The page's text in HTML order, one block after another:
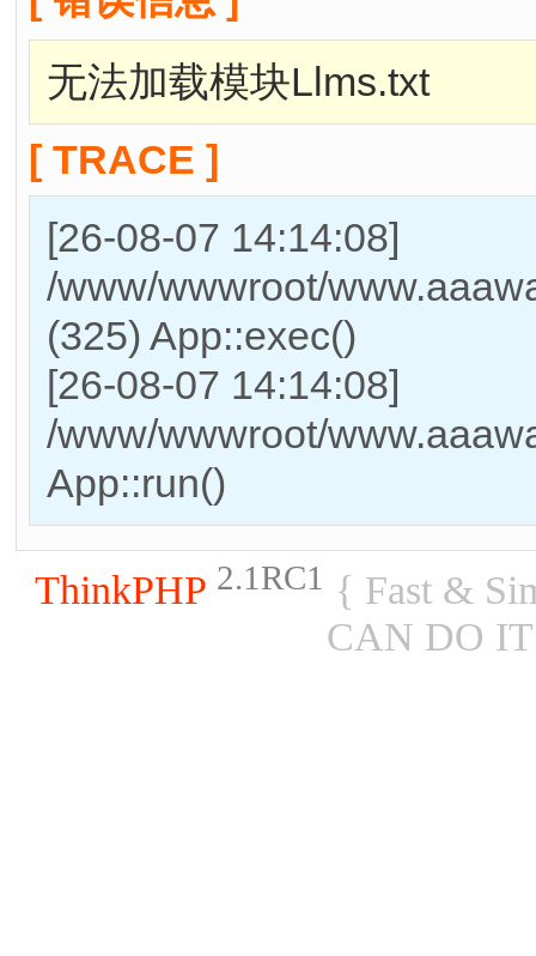
无法加载模块Llms.txt
[ TRACE ]
[26-08-07 14:14:08]
/www/wwwroot/
(325) App::exec()
[26-08-07 14:14:08]
/www/wwwroot/
App::run()
ThinkPHP 2.1RC1 { Fast &
CAN DO